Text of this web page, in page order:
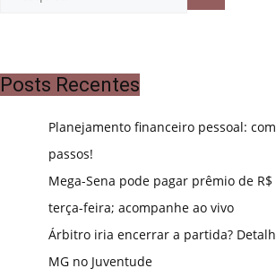
Posts Recentes
Planejamento financeiro pessoal:
passos!
Mega-Sena pode pagar prêmio de
terça-feira; acompanhe ao vivo
Árbitro iria encerrar a partida?
MG no Juventude